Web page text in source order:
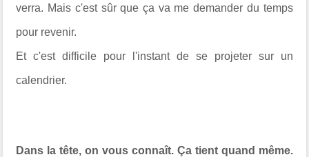
verra. Mais c'est sûr que ça va me demander du temps
pour revenir.
Et c'est difficile pour l'instant de se projeter sur un
calendrier.
Dans la tête, on vous connaît. Ça tient quand même.